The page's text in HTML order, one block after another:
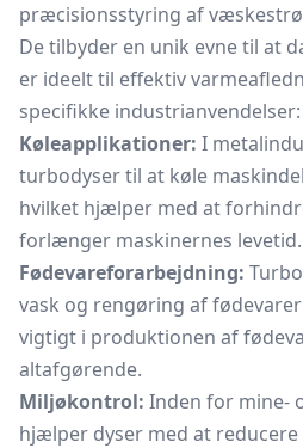
præcisionsstyring af
De tilbyder en unik evne til at
er ideelt til effektiv
specifikke industrianvendelser:
Køleapplikationer: I
turbodyser til at køle
hvilket hjælper med at
forlænger maskinernes levetid.
Fødevareforarbejdning:
vask og rengøring af
vigtigt i produktionen af
altafgørende.
Miljøkontrol: Inden for mine-
hjælper dyser med at